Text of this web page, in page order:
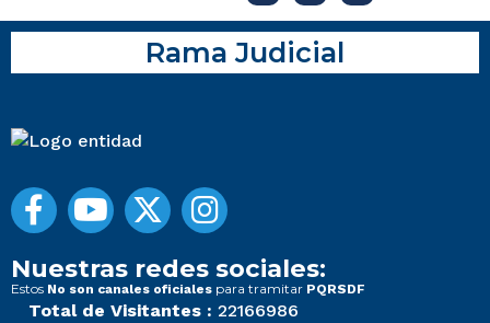
Rama Judicial
Nuestras redes sociales:
Estos No son canales oficiales para tramitar PQRSDF
Total de Visitantes : 22166986